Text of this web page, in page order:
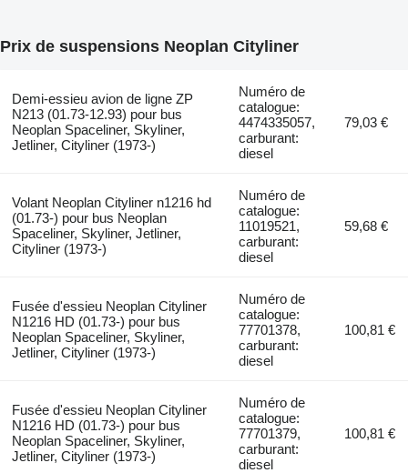
Prix de suspensions Neoplan Cityliner
Demi-essieu avion de ligne ZP
N213 (01.73-12.93) pour bus
Neoplan Spaceliner, Skyliner,
Jetliner, Cityliner (1973-)
Numéro de
catalogue:
4474335057,
carburant:
diesel
79,03 €
Volant Neoplan Cityliner n1216 hd
(01.73-) pour bus Neoplan
Spaceliner, Skyliner, Jetliner,
Cityliner (1973-)
Numéro de
catalogue:
11019521,
carburant:
diesel
59,68 €
Fusée d'essieu Neoplan Cityliner
N1216 HD (01.73-) pour bus
Neoplan Spaceliner, Skyliner,
Jetliner, Cityliner (1973-)
Numéro de
catalogue:
77701378,
carburant:
diesel
100,81 €
Fusée d'essieu Neoplan Cityliner
N1216 HD (01.73-) pour bus
Neoplan Spaceliner, Skyliner,
Jetliner, Cityliner (1973-)
Numéro de
catalogue:
77701379,
carburant:
diesel
100,81 €